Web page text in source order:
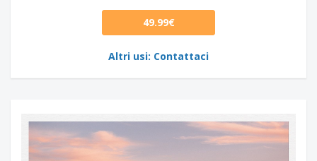
49.99€
Altri usi: Contattaci